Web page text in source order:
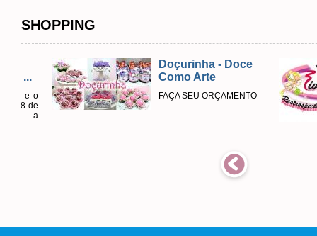
SHOPPING
Doçurinha - Doce
Como Arte
FAÇA SEU ORÇAMENTO